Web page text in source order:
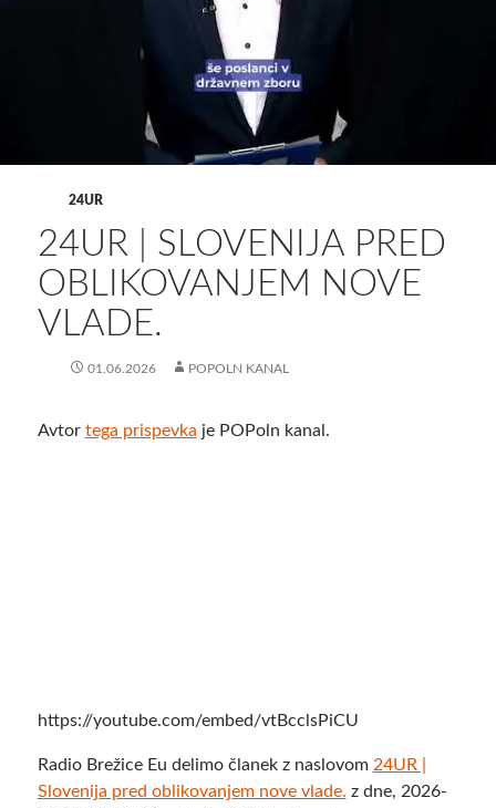
24UR
24UR | SLOVENIJA PRED
OBLIKOVANJEM NOVE
VLADE.
01.06.2026 POPOLN KANAL
Avtor tega prispevka je POPoln kanal.
https://youtube.com/embed/vtBcclsPiCU
Radio Brežice Eu delimo članek z naslovom 24UR |
Slovenija pred oblikovanjem nove vlade. z dne, 2026-